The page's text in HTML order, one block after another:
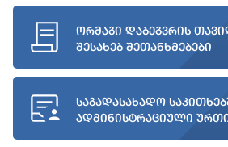
ორმაგი დაბეგვრის
შესახებ შეთანხმებები
საგადასახადო
ადმინისტრაციული